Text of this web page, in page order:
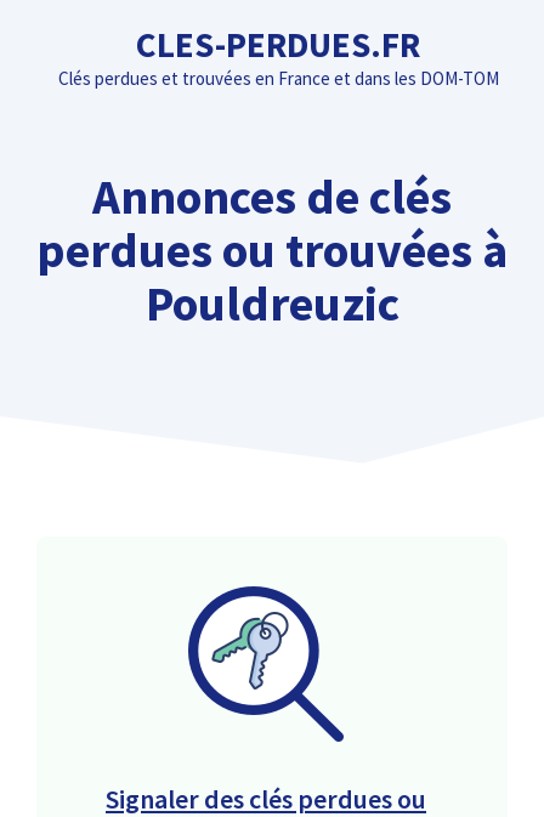
contenu
CLES-PERDUES.FR
Clés perdues et trouvées en France et dans les DOM-TOM
Annonces de clés
perdues ou trouvées à
Pouldreuzic
Signaler des clés perdues ou